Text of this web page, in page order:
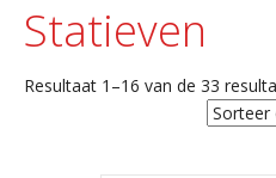
Statieven
Resultaat 1–16 van de 33